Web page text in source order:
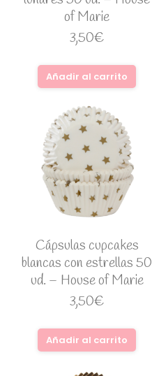
of Marie
3,50€
Añadir al carrito
Cápsulas cupcakes
blancas con estrellas 50
ud. – House of Marie
3,50€
Añadir al carrito